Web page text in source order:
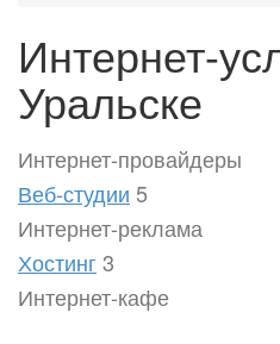
Интернет-
Уральске
Интернет-провайдеры
Веб-студии 5
Интернет-реклама
Хостинг 3
Интернет-кафе